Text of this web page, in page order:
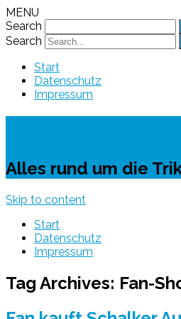
MENU
Search
Search
Start
Datenschutz
Impressum
Alles rund um die
Skip to content
Start
Datenschutz
Impressum
Tag Archives: Fan-